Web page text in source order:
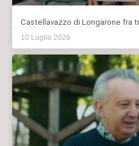
Castellavazzo di Longarone fra
10 Luglio 2026